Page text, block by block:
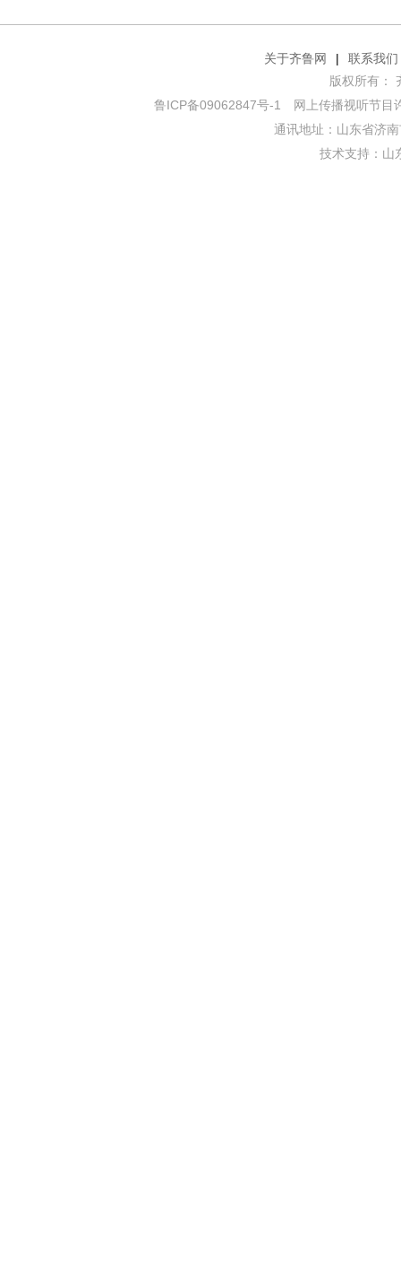
关于齐鲁网 |
联系我们
版权所有：
鲁ICP备09062847号-1
网上传播视听节目
通讯地址：山东省济
技术支持： 山